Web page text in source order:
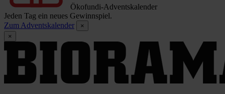
Ökofundi-Adventskalender
Jeden Tag ein neues Gewinnspiel.
Zum Adventskalender
×
×